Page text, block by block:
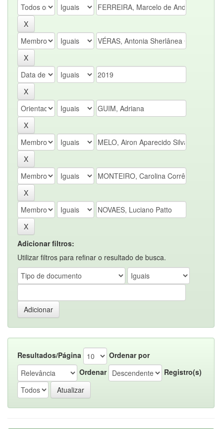
Adicionar filtros:
Utilizar filtros para refinar o resultado de busca.
Resultados/Página
Ordenar por
Ordenar
Registro(s)